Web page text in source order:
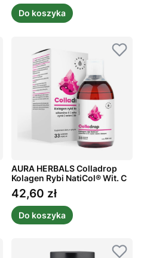
Do koszyka
AURA HERBALS Colladrop
Kolagen Rybi NatiCol® Wit. C
W Płynie 500 ml
Cena
42,60 zł
Do koszyka